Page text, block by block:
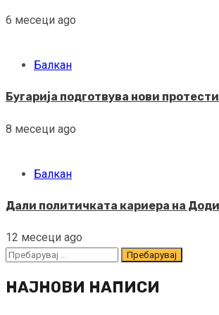
6 месеци ago
Балкан
Бугарија подготвува нови
8 месеци ago
Балкан
Дали политичката кариера на
12 месеци ago
Пребарувај
НАЈНОВИ НАПИСИ